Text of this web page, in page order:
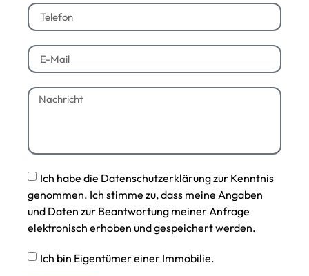
Ich habe die Datenschutzerklärung zur Kenntnis
genommen. Ich stimme zu, dass meine Angaben
und Daten zur Beantwortung meiner Anfrage
elektronisch erhoben und gespeichert werden.
Ich bin Eigentümer einer Immobilie.